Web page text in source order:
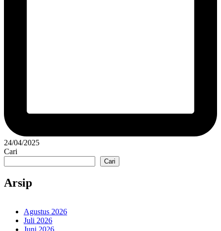
24/04/2025
Cari
Cari
Arsip
Agustus 2026
Juli 2026
Juni 2026